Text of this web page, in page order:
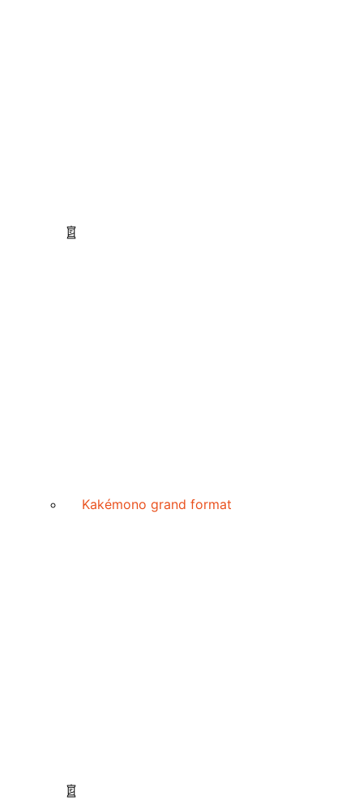
Kakémono grand format